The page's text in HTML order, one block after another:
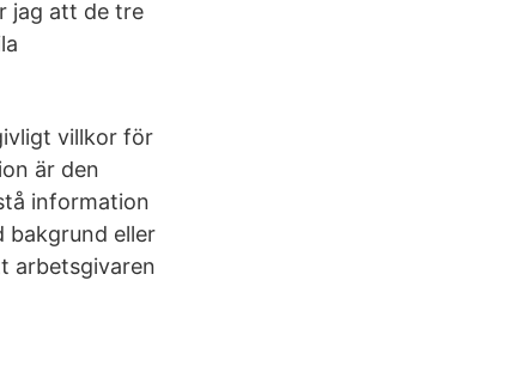
jag att de tre
villkor för
är den
information
bakgrund eller
arbetsgivaren